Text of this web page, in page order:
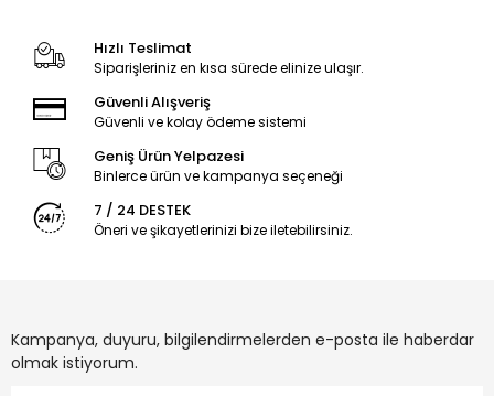
Hızlı Teslimat
Siparişleriniz en kısa sürede elinize ulaşır.
Güvenli Alışveriş
Güvenli ve kolay ödeme sistemi
Geniş Ürün Yelpazesi
Binlerce ürün ve kampanya seçeneği
7 / 24 DESTEK
Öneri ve şikayetlerinizi bize iletebilirsiniz.
Kampanya, duyuru, bilgilendirmelerden e-posta ile haberdar
olmak istiyorum.